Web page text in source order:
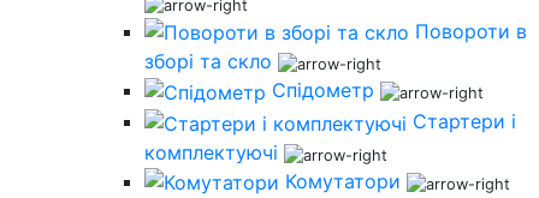
Повороти в
зборі та скло
Спідометр
Стартери і
комплектуючі
Комутатори